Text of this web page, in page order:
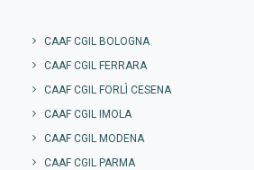
CAAF CGIL BOLOGNA
CAAF CGIL FERRARA
CAAF CGIL FORLÌ CESENA
CAAF CGIL IMOLA
CAAF CGIL MODENA
CAAF CGIL PARMA